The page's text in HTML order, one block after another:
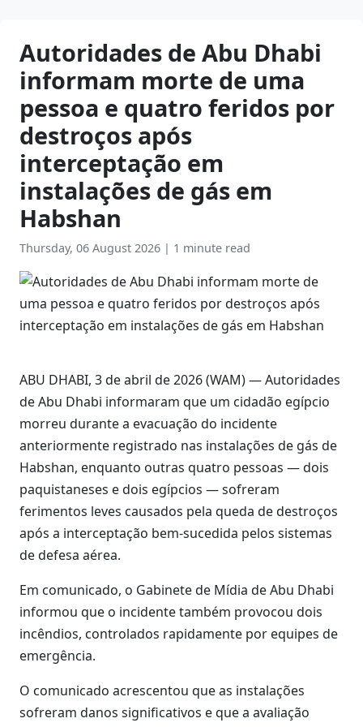
Autoridades de Abu Dhabi
informam morte de uma
pessoa e quatro feridos por
destroços após
interceptação em
instalações de gás em
Habshan
Thursday, 06 August 2026 | 1 minute read
ABU DHABI, 3 de abril de 2026 (WAM) — Autoridades
de Abu Dhabi informaram que um cidadão egípcio
morreu durante a evacuação do incidente
anteriormente registrado nas instalações de gás de
Habshan, enquanto outras quatro pessoas — dois
paquistaneses e dois egípcios — sofreram
ferimentos leves causados pela queda de destroços
após a interceptação bem-sucedida pelos sistemas
de defesa aérea.
Em comunicado, o Gabinete de Mídia de Abu Dhabi
informou que o incidente também provocou dois
incêndios, controlados rapidamente por equipes de
emergência.
O comunicado acrescentou que as instalações
sofreram danos significativos e que a avaliação